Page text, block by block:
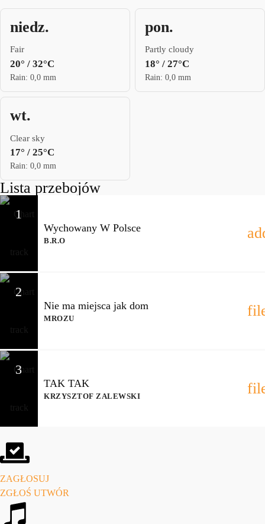
niedz.
Fair
20° / 32°C
Rain: 0,0 mm
pon.
Partly cloudy
18° / 27°C
Rain: 0,0 mm
wt.
Clear sky
17° / 25°C
Rain: 0,0 mm
Lista przebojów
1
Wychowany W Polsce
B.R.O
2
Nie ma miejsca jak dom
MROZU
3
TAK TAK
KRZYSZTOF ZALEWSKI
ZAGŁOSUJ
ZGŁOŚ UTWÓR